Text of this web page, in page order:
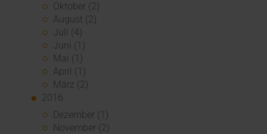
Oktober (2)
August (2)
Juli (4)
Juni (1)
Mai (1)
April (1)
März (2)
2016
Dezember (1)
November (2)